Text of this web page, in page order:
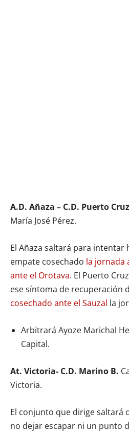
A.D. Añaza – C.D. Puerto
María José Pérez.
El Añaza saltará para intentar
empate cosechado la jornada
ante el Orotava. El Puerto
ese síntoma de recuperación
cosechado ante el Sauzal la
Arbitrará Ayoze Marichal
Capital.
At. Victoria- C.D. Marino B.
Victoria.
El conjunto que dirige saltará
no dejar escapar ni un punto